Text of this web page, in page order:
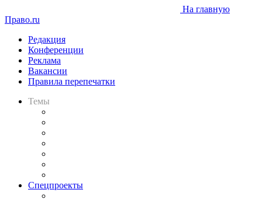
На главную
Право.ru
Редакция
Конференции
Реклама
Вакансии
Правила перепечатки
Темы
Спецпроекты